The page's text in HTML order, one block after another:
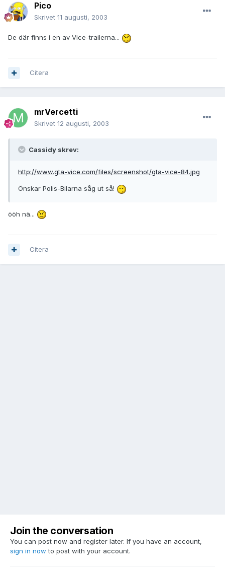
Pico
Skrivet 11 augusti, 2003
De där finns i en av Vice-trailerna...
Citera
mrVercetti
Skrivet 12 augusti, 2003
Cassidy skrev:
http://www.gta-vice.com/files/screenshot/gta-vice-84.jpg
Önskar Polis-Bilarna såg ut så!
ööh nä...
Citera
Join the conversation
You can post now and register later. If you have an account,
sign in now to post with your account.